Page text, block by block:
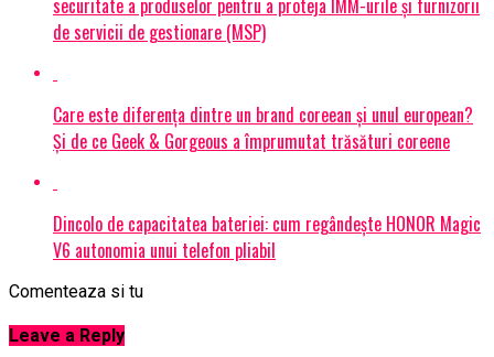
de servicii de gestionare (MSP)
Care este diferența dintre un brand coreean și unul european?
Și de ce Geek & Gorgeous a împrumutat trăsături coreene
Dincolo de capacitatea bateriei: cum regândește HONOR Magic
V6 autonomia unui telefon pliabil
Comenteaza si tu
Leave a Reply